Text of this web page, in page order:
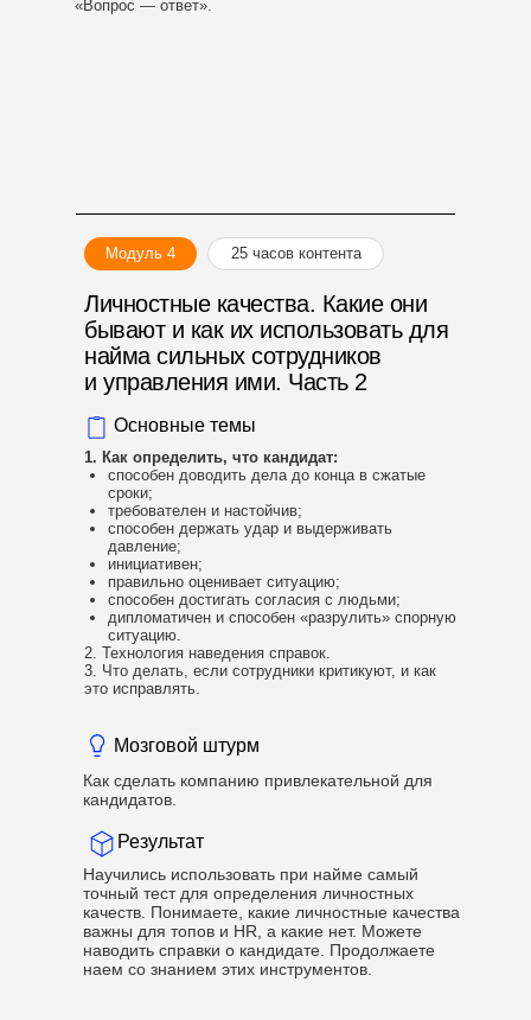
«Вопрос — ответ».
Модуль 4 25 часов контента
Личностные качества. Какие они
бывают и как их использовать для
найма сильных сотрудников
и управления ими. Часть 2
Мозговой штурм
Как сделать компанию привлекательной для
кандидатов.
Результат
Научились использовать при найме самый
точный тест для определения личностных
качеств. Понимаете, какие личностные качества
важны для топов и HR, а какие нет. Можете
наводить справки о кандидате. Продолжаете
наем со знанием этих инструментов.
Основные темы
1. Как определить, что кандидат:
способен доводить дела до конца в сжатые
сроки;
требователен и настойчив;
способен держать удар и выдерживать
давление;
инициативен;
правильно оценивает ситуацию;
способен достигать согласия с людьми;
дипломатичен и способен «разрулить» спорную
ситуацию.
2. Технология наведения справок.
3. Что делать, если сотрудники критикуют, и как
это исправлять.